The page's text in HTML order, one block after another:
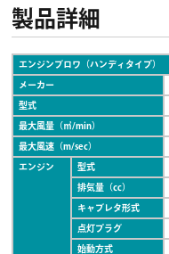
製品詳細
エンジンブロワ（ハンディタイプ）
メーカー
型式
最大風量（㎥/min）
最大風速（m/sec）
エンジン 型式
排気量（㏄）
キャブレタ形式
点灯プラグ
始動方式